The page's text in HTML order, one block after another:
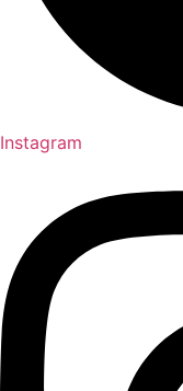
Instagram